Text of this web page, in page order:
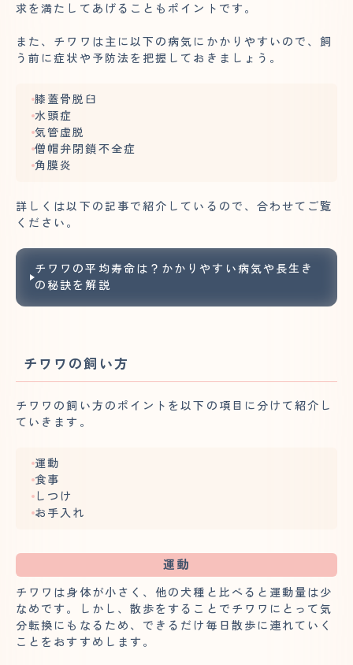
求を満たしてあげることもポイントです。
また、チワワは主に以下の病気にかかりやすいので、飼
う前に症状や予防法を把握しておきましょう。
膝蓋骨脱臼
水頭症
気管虚脱
僧帽弁閉鎖不全症
角膜炎
詳しくは以下の記事で紹介しているので、合わせてご覧
ください。
チワワの平均寿命は？かかりやすい病気や長生き
の秘訣を解説
チワワの飼い方
チワワの飼い方のポイントを以下の項目に分けて紹介し
ていきます。
運動
食事
しつけ
お手入れ
運動
チワワは身体が小さく、他の犬種と比べると運動量は少
なめです。しかし、散歩をすることでチワワにとって気
分転換にもなるため、できるだけ毎日散歩に連れていく
ことをおすすめします。